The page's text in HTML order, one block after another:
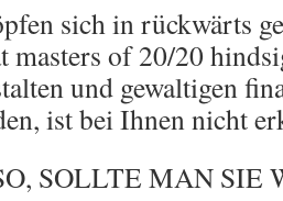
sich in rückwärts
masters of 20/20
und gewaltigen
ist bei Ihnen nicht
SOLLTE MAN SIE